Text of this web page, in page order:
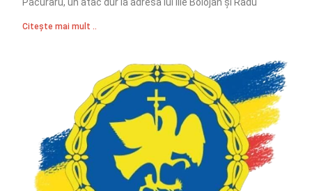
Păcuraru, un atac dur la adresa lui Ilie Bolojan și Radu
Citește mai mult ..